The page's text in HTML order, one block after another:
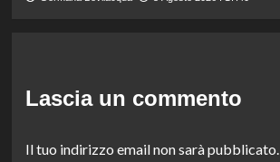
Lascia un commento
Il tuo indirizzo email non sarà pubblicato.